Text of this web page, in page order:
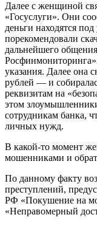
Далее с женщиной
«Госуслуги». Они
деньги находятся
порекомендовали
дальнейшего
указания. Далее она
рублей — и
реквизитам на
этом
сотрудникам банка,
личных нужд.
В какой-то момент
мошенниками и
По данному факту
преступлений,
РФ «Покушение на
«Неправомерный